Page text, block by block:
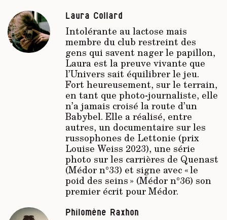
Laura Collard
Intolérante au lactose mais
membre du club restreint des
gens qui savent nager le papillon,
Laura est la preuve vivante que
l’Univers sait équilibrer le jeu.
Fort heureusement, sur le terrain,
en tant que photo-journaliste, elle
n’a jamais croisé la route d’un
Babybel. Elle a réalisé, entre
autres, un documentaire sur les
russophones de Lettonie (prix
Louise Weiss 2023), une série
photo sur les carrières de Quenast
(Médor n°33) et signe avec « le
poid des seins » (Médor n°36) son
premier écrit pour Médor.
Philomène Raxhon